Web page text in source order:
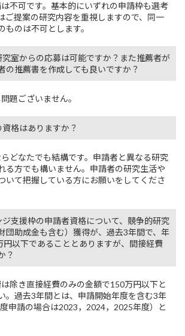
不可です。基本的にいずれの申請枠も選考
ご提案の研究内容を重視しますので、同一
ものは不可とします。
究室からの応募は可能ですか？また推薦者が
の推薦書を作成しても良いですか？
題ございません。
格はありますか？
どなたでも結構です。申請者と異なる研究
る方でも構いません。申請者の研究生活や
いて把握している方にお願いをしてくださ
ジ支援枠の申請者資格について、競争的研究
団助成金も含む）獲得が、過去3年間で、年
円以下であることとありますが、間接経費
？
除き直接経費のみの金額で150万円以下と
。過去3年間とは、申請開始年度を含む3年
申請の場合は2023，2024，2025年度）と